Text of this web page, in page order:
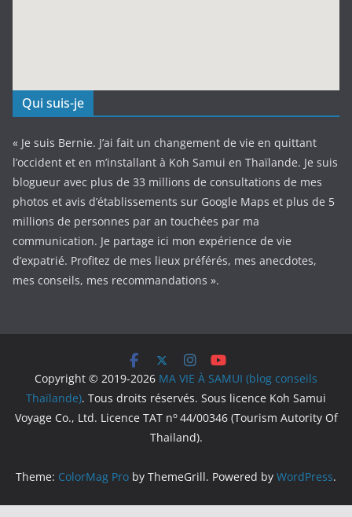
Qui suis-je
« Je suis Bernie. J’ai fait un changement de vie en quittant
l’occident et en m’installant à Koh Samui en Thaïlande. Je suis
blogueur avec plus de 33 millions de consultations de mes
photos et avis d’établissements sur Google Maps et plus de 5
millions de personnes par an touchées par ma
communication. Je partage ici mon expérience de vie
d’expatrié. Profitez de mes lieux préférés, mes anecdotes,
mes conseils, mes recommandations ».
Copyright © 2019-2026 MA VIE À SAMUI (blog conseils
Thaïlande). Tous droits réservés. Sous licence Koh Samui
Voyage Co., Ltd. Licence TAT no 44/00346 (Tourism Autority Of
Thailand).
Theme: ColorMag Pro by ThemeGrill. Powered by WordPress.